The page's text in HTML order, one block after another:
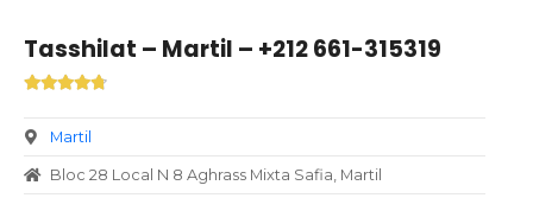
Tasshilat – Martil – +212 661-315319
Martil
Bloc 28 Local N 8 Aghrass Mixta Safia, Martil